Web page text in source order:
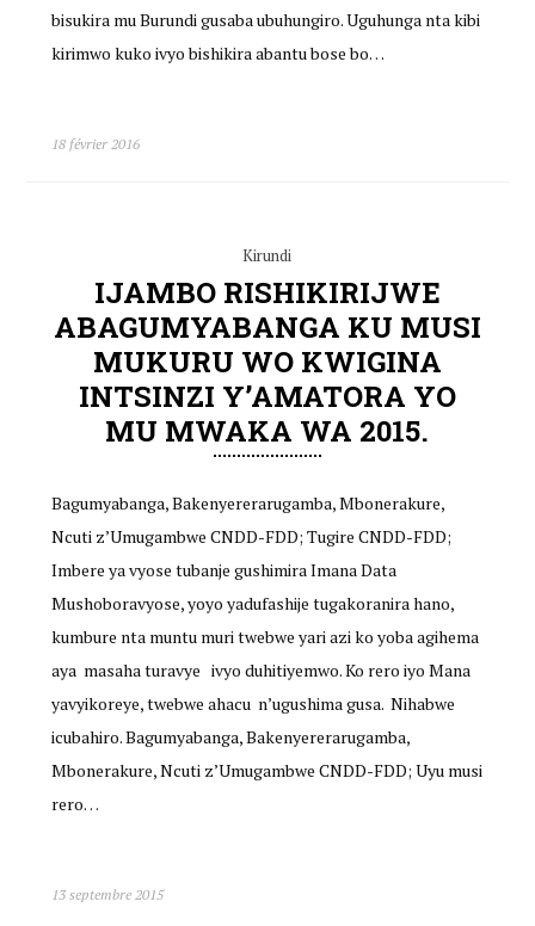
bisukira mu Burundi gusaba ubuhungiro. Uguhunga nta kibi
kirimwo kuko ivyo bishikira abantu bose bo…
18 février 2016
Kirundi
IJAMBO RISHIKIRIJWE
ABAGUMYABANGA KU MUSI
MUKURU WO KWIGINA
INTSINZI Y’AMATORA YO
MU MWAKA WA 2015.
Bagumyabanga, Bakenyererarugamba, Mbonerakure,
Ncuti z’Umugambwe CNDD-FDD; Tugire CNDD-FDD;
Imbere ya vyose tubanje gushimira Imana Data
Mushoboravyose, yoyo yadufashije tugakoranira hano,
kumbure nta muntu muri twebwe yari azi ko yoba agihema
aya masaha turavye ivyo duhitiyemwo. Ko rero iyo Mana
yavyikoreye, twebwe ahacu n’ugushima gusa. Nihabwe
icubahiro. Bagumyabanga, Bakenyererarugamba,
Mbonerakure, Ncuti z’Umugambwe CNDD-FDD; Uyu musi
rero…
13 septembre 2015